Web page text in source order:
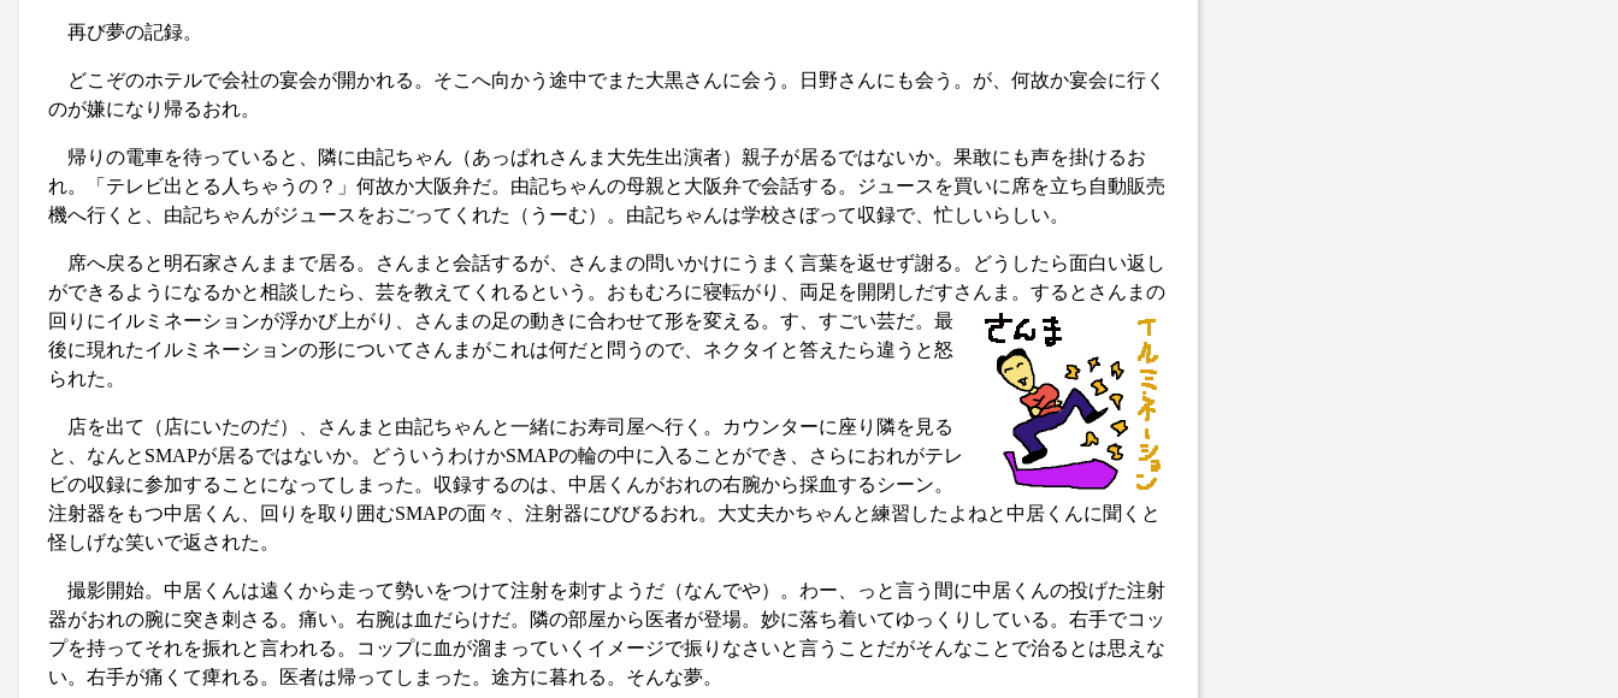
再び夢の記録。
どこぞのホテルで会社の宴会が開かれる。そこへ向かう途中でまた大黒さんに会う。日野さんにも会う。が、何故か宴会に行く
のが嫌になり帰るおれ。
帰りの電車を待っていると、隣に由記ちゃん（あっぱれさんま大先生出演者）親子が居るではないか。果敢にも声を掛けるお
れ。「テレビ出とる人ちゃうの？」何故か大阪弁だ。由記ちゃんの母親と大阪弁で会話する。ジュースを買いに席を立ち自動販売
機へ行くと、由記ちゃんがジュースをおごってくれた（うーむ）。由記ちゃんは学校さぼって収録で、忙しいらしい。
席へ戻ると明石家さんままで居る。さんまと会話するが、さんまの問いかけにうまく言葉を返せず謝る。どうしたら面白い返し
ができるようになるかと相談したら、芸を教えてくれるという。おもむろに寝転がり、両足を開閉しだすさんま。するとさんまの
回りにイルミネーションが浮かび上がり、さんまの足の動きに合わせて形を変える。す、すごい芸だ。 最
後に現れたイルミネーションの形についてさんまがこれは何だと問うので、ネクタイと答えたら違うと怒
られた。
店を出て（店にいたのだ）、さんまと由記ちゃんと一緒にお寿司屋へ行く。カウンターに座り隣を見る
と、なんとSMAPが居るではないか。どういうわけかSMAPの輪の中に入ることができ、さらにおれがテレ
ビの収録に参加することになってしまった。収録するのは、中居くんがおれの右腕から採血するシーン。
注射器をもつ中居くん、回りを取り囲むSMAPの面々、注射器にびびるおれ。大丈夫かちゃんと練習したよねと中居くんに聞くと
怪しげな笑いで返された。
撮影開始。中居くんは遠くから走って勢いをつけて注射を刺すようだ（なんでや）。わー、っと言う間に中居くんの投げた注射
器がおれの腕に突き刺さる。痛い。右腕は血だらけだ。隣の部屋から医者が登場。妙に落ち着いてゆっくりしている。右手でコッ
プを持ってそれを振れと言われる。コップに血が溜まっていくイメージで振りなさいと言うことだがそんなことで治るとは思えな
い。右手が痛くて痺れる。医者は帰ってしまった。途方に暮れる。そんな夢。